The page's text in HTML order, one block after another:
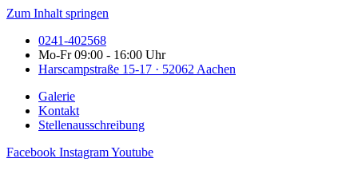
Zum Inhalt springen
0241-402568
Mo-Fr 09:00 - 16:00 Uhr
Harscampstraße 15-17 · 52062 Aachen
Galerie
Kontakt
Stellenausschreibung
Facebook InstagramYoutube